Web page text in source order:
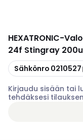
HEXATRONIC-
24f Stingray
Kopioi
Sähkönro 0210527
Kirjaudu sisään tai
tehdäksesi tilauksen